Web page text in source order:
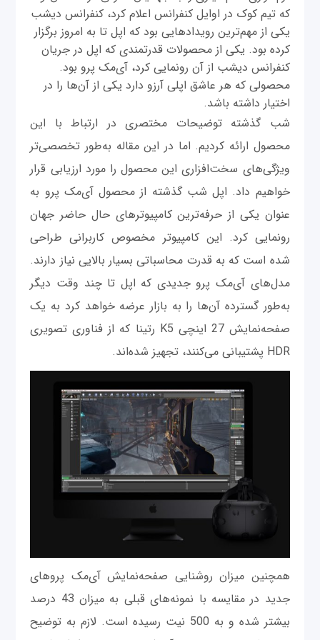
که تیم کوک در اوایل کنفرانس اعلام کرد، کنفرانس دیشب
یکی از مهم‌ترین رویدادهایی بود که اپل تا به امروز برگزار
کرده بود. یکی از محصولات قدرتمندی که اپل در جریان
کنفرانس دیشب از آن رونمایی کرد، آی‌مک پرو بود.
محصولی که هر عاشق اپلی آرزو دارد یکی از آن‌ها را در
اختیار داشته باشد.
شب گذشته توضیحات مختصری در ارتباط با این
محصول ارائه کردیم. اما در این مقاله به‌طور تخصصی‌تر
ویژگی‌های سخت‌افزاری این محصول را مورد ارزیابی قرار
خواهیم داد. اپل شب گذشته از محصول آی‌مک پرو به
عنوان یکی از حرفه‌ترین کامپیوترهای حال حاضر جهان
رونمایی کرد. این کامپیوتر مخصوص کاربرانی طراحی
شده است که به قدرت محاسباتی بسیار بالایی نیاز دارند.
مدل‌های آی‌مک پرو جدیدی که اپل تا چند وقت دیگر
به‌طور گسترده آن‌ها را به بازار عرضه خواهد کرد به یک
صفحه‌نمایش 27 اینچی K5 رتینا که از فناوری تصویری
HDR پشتیبانی می‌کنند، تجهیز شده‌اند.
همچنین میزان روشنایی صفحه‌نمایش آی‌مک پروهای
جدید در مقایسه با نمونه‌های قبلی به میزان 43 درصد
بیشتر شده و به 500 نیت رسیده است. لازم به توضیح